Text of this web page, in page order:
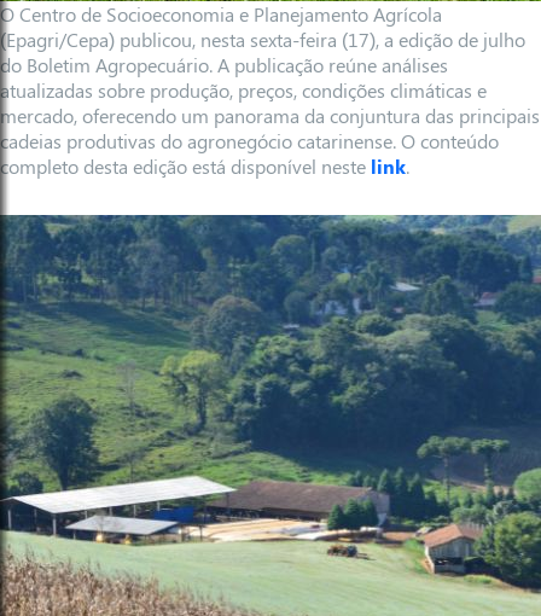
O Centro de Socioeconomia e Planejamento Agrícola
(Epagri/Cepa) publicou, nesta sexta-feira (17), a edição de julho
do Boletim Agropecuário. A publicação reúne análises
atualizadas sobre produção, preços, condições climáticas e
mercado, oferecendo um panorama da conjuntura das principais
cadeias produtivas do agronegócio catarinense. O conteúdo
completo desta edição está disponível neste link.